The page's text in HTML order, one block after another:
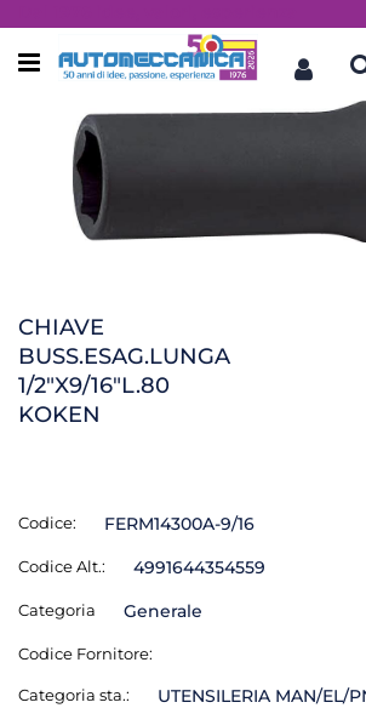
Open menu
CHIAVE
BUSS.ESAG.LUNGA
1/2"X9/16"L.80
KOKEN
Codice: FERM14300A-9/16
Codice Alt.: 4991644354559
Categoria Generale
Codice Fornitore:
Categoria sta.: UTENSILERIA MAN/EL/